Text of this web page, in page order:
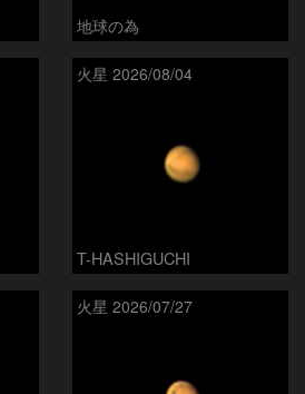
地球の為
火星 2026/08/04
T-HASHIGUCHI
火星 2026/07/27